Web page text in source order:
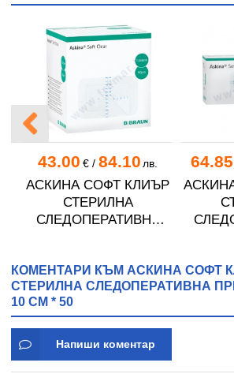
43.00 €/ 84.10 лв.
АСКИНА СОФТ КЛИЪР
СТЕРИЛНА
СЛЕДОПЕРАТИВНА
64.85
КОМЕНТАРИ КЪМ АСКИНА СОФТ
СТЕРИЛНА СЛЕДОПЕРАТИВНА
10 СМ * 50
Напиши коментар